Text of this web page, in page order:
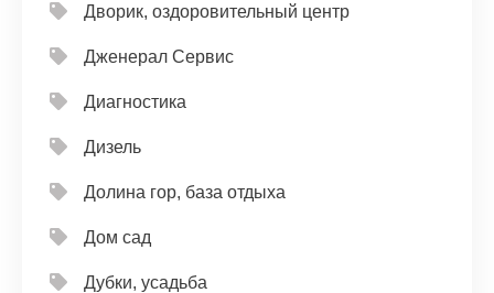
Дворик, оздоровительный центр
Дженерал Сервис
Диагностика
Дизель
Долина гор, база отдыха
Дом сад
Дубки, усадьба